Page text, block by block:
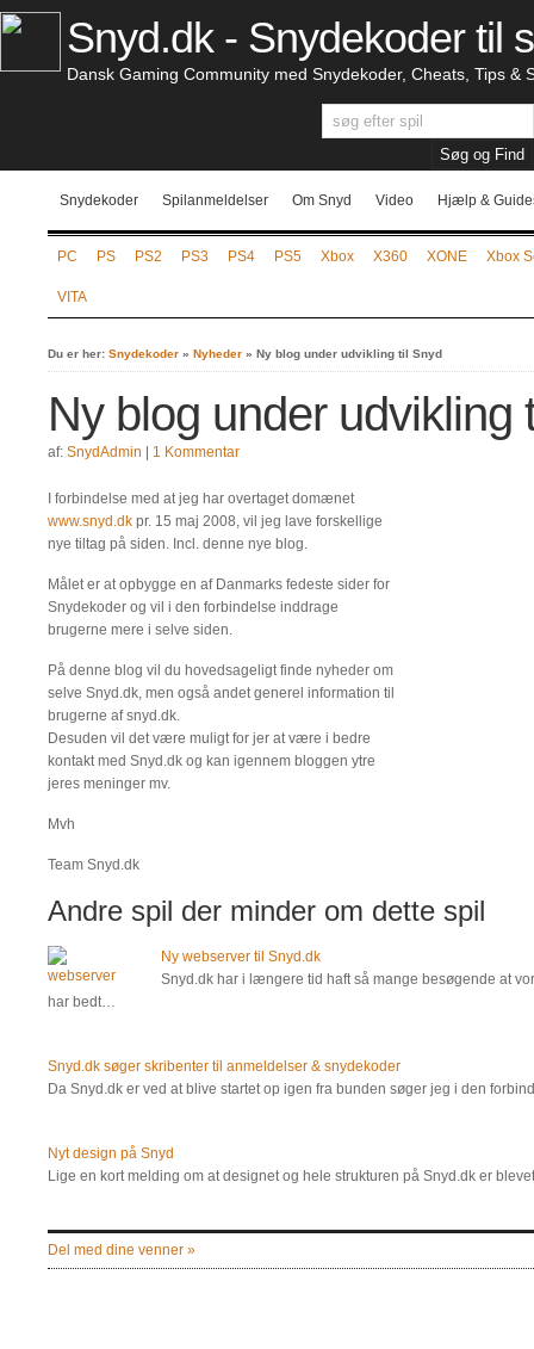
Snyd.dk - Snydekoder til
Dansk Gaming Community med Snydekoder, Cheats, Tips &
Snydekoder Spilanmeldelser Om Snyd Video Hjælp &
PC PS PS2 PS3 PS4 PS5 Xbox X360 XONE Xbox
VITA
Du er her: Snydekoder » Nyheder » Ny blog under udvikling til Snyd
Ny blog under udvikling
af: SnydAdmin 1 Kommentar
I forbindelse med at jeg har overtaget domænet
www.snyd.dk pr. 15 maj 2008, vil jeg lave forskellige
nye tiltag på siden. Incl. denne nye blog.
Målet er at opbygge en af Danmarks fedeste sider for
Snydekoder og vil i den forbindelse inddrage
brugerne mere i selve siden.
På denne blog vil du hovedsageligt finde nyheder om
selve Snyd.dk, men også andet generel information til
brugerne af snyd.dk.
Desuden vil det være muligt for jer at være i bedre
kontakt med Snyd.dk og kan igennem bloggen ytre
jeres meninger mv.
Mvh
Team Snyd.dk
Andre spil der minder om dette spil
Ny webserver til Snyd.dk
Snyd.dk har i længere tid haft så mange besøgende at
har bedt…
Snyd.dk søger skribenter til anmeldelser & snydekoder
Da Snyd.dk er ved at blive startet op igen fra bunden søger jeg i den
Nyt design på Snyd
Lige en kort melding om at designet og hele strukturen på Snyd.dk er
Del med dine venner »